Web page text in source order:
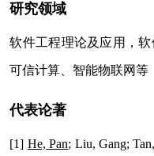
研究领域
软件工程理论及应用，
可信计算、智能物联网等
代表论著
[1] He, Pan; Liu, Gang;